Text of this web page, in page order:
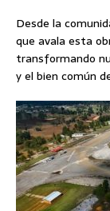
Desde la
que avala esta
transformando
y el bien común